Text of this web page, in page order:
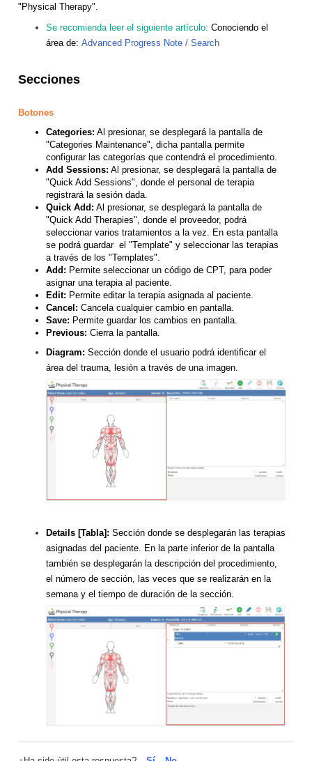
"Physical Therapy".
Se recomienda leer el siguiente artículo: Conociendo el
área de: Advanced Progress Note / Search
Secciones
Botones
Categories: Al presionar, se desplegará la pantalla de
"Categories Maintenance", dicha pantalla permite
configurar las categorías que contendrá el procedimiento.
Add Sessions: Al presionar, se desplegará la pantalla de
"Quick Add Sessions", donde el personal de terapia
registrará la sesión dada.
Quick Add: Al presionar, se desplegará la pantalla de
"Quick Add Therapies", donde el proveedor, podrá
seleccionar varios tratamientos a la vez. En esta pantalla
se podrá guardar el "Template" y seleccionar las terapias
a través de los "Templates".
Add: Permite seleccionar un código de CPT, para poder
asignar una terapia al paciente.
Edit: Permite editar la terapia asignada al paciente.
Cancel: Cancela cualquier cambio en pantalla.
Save: Permite guardar los cambios en pantalla.
Previous: Cierra la pantalla.
Diagram: Sección donde el usuario podrá identificar el
área del trauma, lesión a través de una imagen.
Details [Tabla]: Sección donde se desplegarán las terapias
asignadas del paciente. En la parte inferior de la pantalla
también se desplegarán la descripción del procedimiento,
el número de sección, las veces que se realizarán en la
semana y el tiempo de duración de la sección.